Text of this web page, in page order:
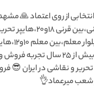
از روی اعتماد 🙏
۱:بلوار قرنی،بین قرنی
شعبه۲:بلوار
میرعماد بیش از ۲۵ سال تجربه
و نقاشی در ایران 😎
میرعماد👌